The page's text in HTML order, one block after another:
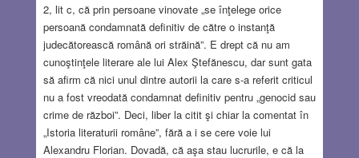
2, lit c, că prin persoane vinovate „se înţelege orice
persoană condamnată definitiv de către o instanţă
judecătorească română ori străină”. E drept că nu am
cunoştinţele literare ale lui Alex Ştefănescu, dar sunt gata
să afirm că nici unul dintre autorii la care s-a referit criticul
nu a fost vreodată condamnat definitiv pentru „genocid sau
crime de război”. Deci, liber la citit şi chiar la comentat în
„Istoria literaturii române”, fără a i se cere voie lui
Alexandru Florian. Dovadă, că aşa stau lucrurile, e că la